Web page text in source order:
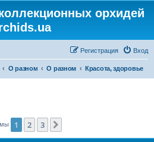
орхидей
Вход
Регистрация
О разном О разном Красота, здоровье
1 2 3